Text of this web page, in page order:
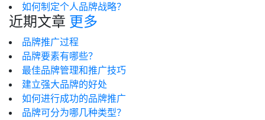
如何制定个人品牌战略？
近期文章 更多
品牌推广过程
品牌要素有哪些？
最佳品牌管理和推广技巧
建立强大品牌的好处
如何进行成功的品牌推广
品牌可分为哪几种类型？